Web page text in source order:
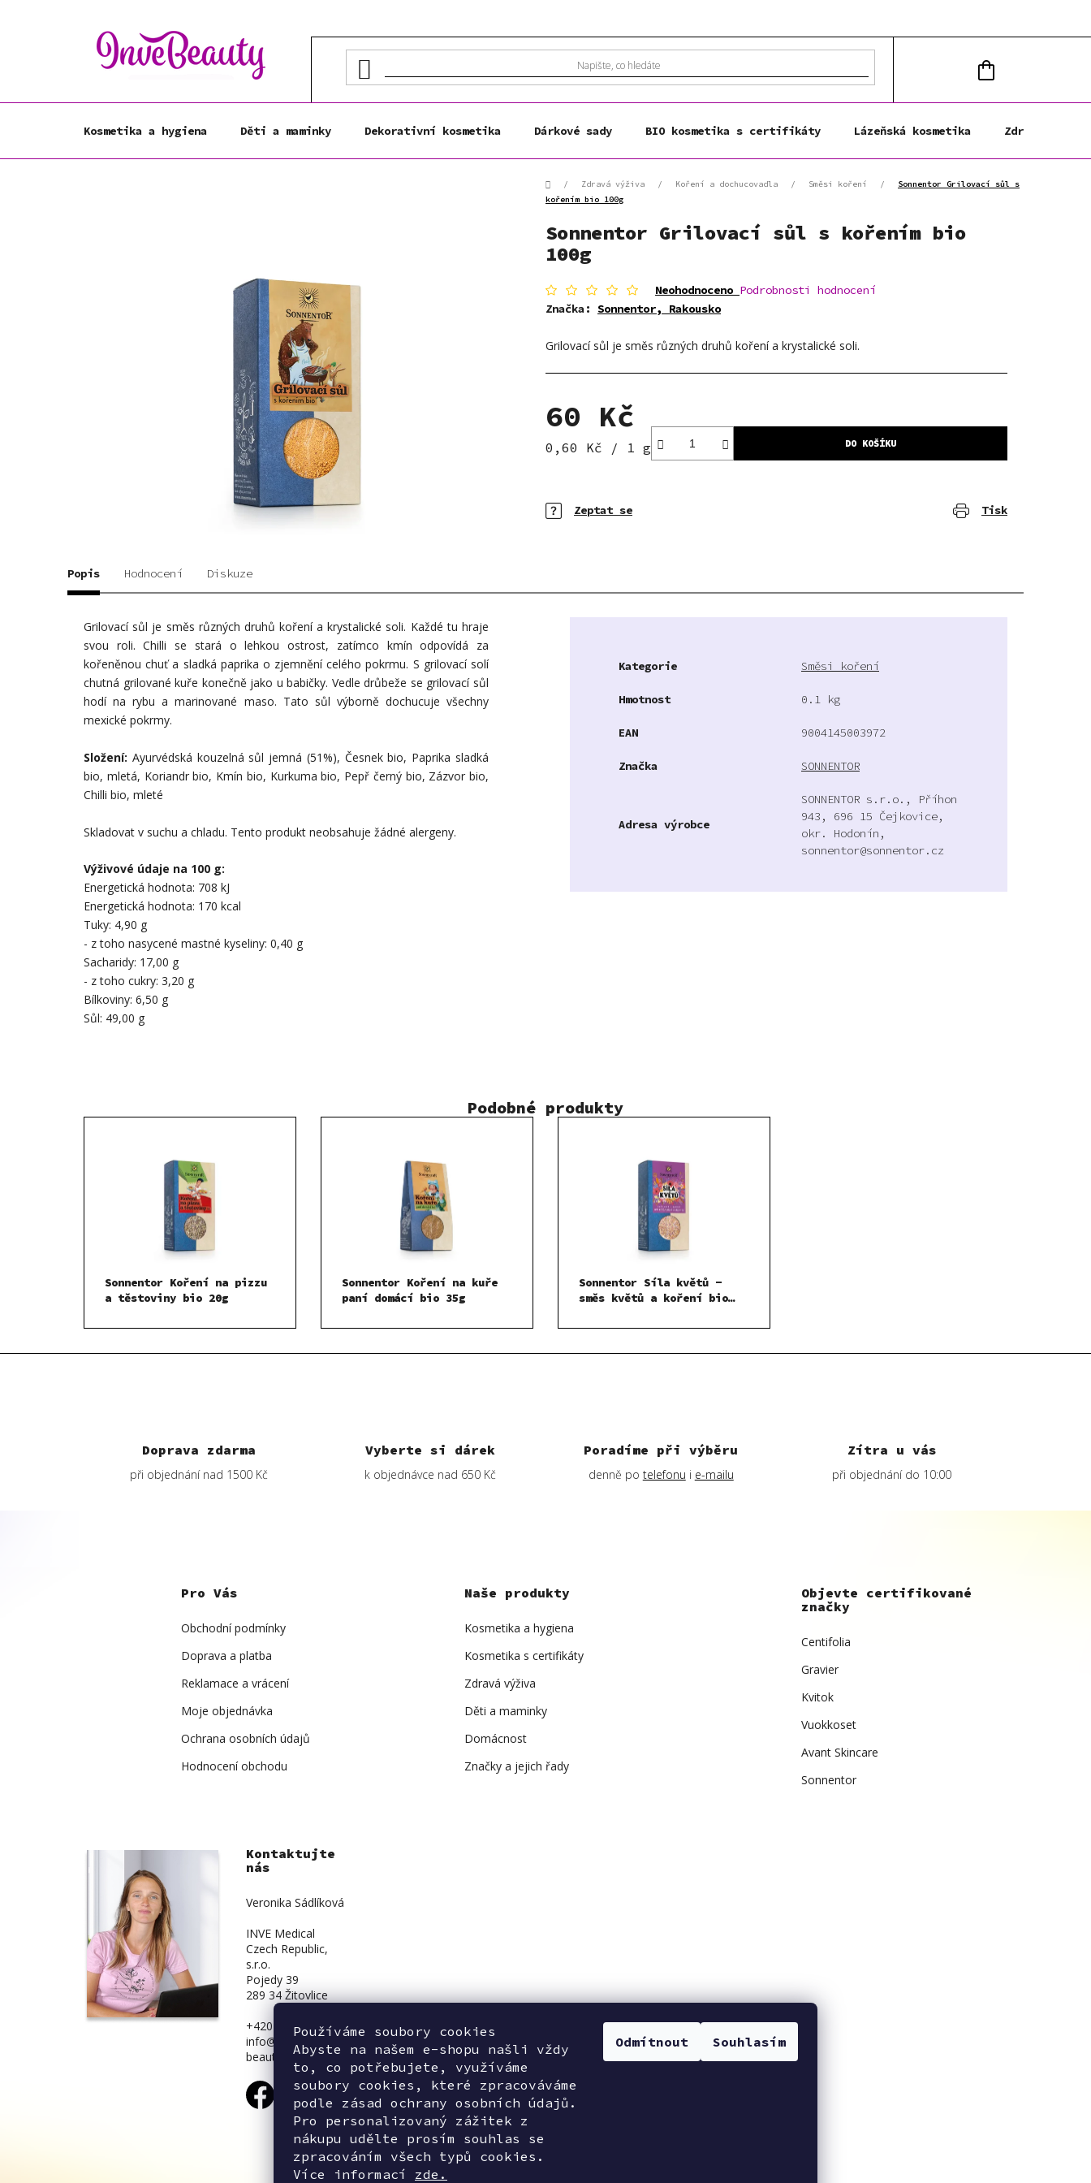
Používáme soubory cookies
Abyste na našem e-shopu našli vždy
to, co potřebujete, využíváme
soubory cookies, které zpracováváme
podle zásad ochrany osobních údajů.
Pro personalizovaný zážitek z
nákupu udělte prosím souhlas se
zpracováním všech typů cookies.
Více informací zde.
Odmítnout Souhlasím
KOŠÍK
Kosmetika a hygiena Děti a maminky Dekorativní kosmetika Dárkové sady BIO kosmetika s certifikáty Lázeňská kosmetika Zdravá výživa
Domů/ Zdravá výživa / Koření a dochucovadla / Směsi koření /
Sonnentor Grilovací sůl s
kořením bio 100g
Sonnentor Grilovací sůl s kořením bio
100g
Průměrné
hodnocení
produktu
0,0
5
Neohodnoceno Podrobnosti hodnocení
Značka: Sonnentor, Rakousko
Grilovací sůl je směs různých druhů koření a krystalické soli.
60 Kč
Měrná cena:
0,60 Kč / 1 g DO KOŠÍKU
Tisk
Zeptat se
Doprava zdarma
při objednání nad 1500 Kč
Vyberte si dárek
k objednávce nad 650 Kč
Poradíme při výběru
denně po telefonu i e-mailu
Zítra u vás
při objednání do 10:00
Popis Hodnocení Diskuze
Grilovací sůl je směs různých druhů koření a krystalické soli. Každé tu hraje
svou roli. Chilli se stará o lehkou ostrost, zatímco kmín odpovídá za
kořeněnou chuť a sladká paprika o zjemnění celého pokrmu. S grilovací solí
chutná grilované kuře konečně jako u babičky. Vedle drůbeže se grilovací sůl
hodí na rybu a marinované maso. Tato sůl výborně dochucuje všechny
mexické pokrmy.
Složení: Ayurvédská kouzelná sůl jemná (51%), Česnek bio, Paprika sladká
bio, mletá, Koriandr bio, Kmín bio, Kurkuma bio, Pepř černý bio, Zázvor bio,
Chilli bio, mleté
Skladovat v suchu a chladu. Tento produkt neobsahuje žádné alergeny.
Výživové údaje na 100 g:
Energetická hodnota: 708 kJ
Energetická hodnota: 170 kcal
Tuky: 4,90 g
- z toho nasycené mastné kyseliny: 0,40 g
Sacharidy: 17,00 g
- z toho cukry: 3,20 g
Bílkoviny: 6,50 g
Sůl: 49,00 g
Kategorie Směsi koření
Hmotnost 0.1 kg
EAN 9004145003972
Značka SONNENTOR
Adresa výrobce
SONNENTOR s.r.o., Příhon
943, 696 15 Čejkovice,
okr. Hodonín,
sonnentor@sonnentor.cz
Podobné produkty
Sonnentor Koření na pizzu
a těstoviny bio 20g
Sonnentor Koření na kuře
paní domácí bio 35g
Sonnentor Síla květů -
směs květů a koření bio
Pro Vás
Obchodní podmínky
Doprava a platba
Reklamace a vrácení
Moje objednávka
Ochrana osobních údajů
Hodnocení obchodu
Naše produkty
Kosmetika a hygiena
Kosmetika s certifikáty
Zdravá výživa
Děti a maminky
Domácnost
Značky a jejich řady
Objevte certifikované
značky
Centifolia
Gravier
Kvitok
Vuokkoset
Avant Skincare
Sonnentor
Kontaktujte
nás
Veronika Sádlíková
INVE Medical
Czech Republic,
s.r.o.
Pojedy 39
289 34 Žitovlice
+420 734 839 831
info@inve-
beauty.cz